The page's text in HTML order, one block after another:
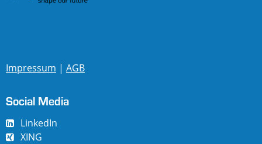
Impressum | AGB
Social Media
LinkedIn
XING